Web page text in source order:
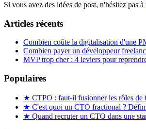
Si vous avez des idées de post, n'hésitez pas à
Articles récents
Combien coûte la digitalisation d'une
Combien payer un développeur
MVP trop cher : 4 leviers pour
Populaires
★ CTPO : faut-il fusionner les rôles de
★ C'est quoi un CTO fractional ?
★ Quand recruter un CTO dans une